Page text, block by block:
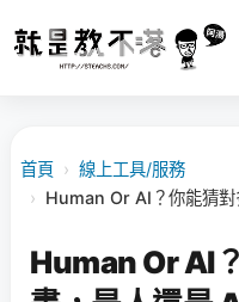
首頁 › 線上工具/服務
› Human Or AI？你能猜對
Human Or AI